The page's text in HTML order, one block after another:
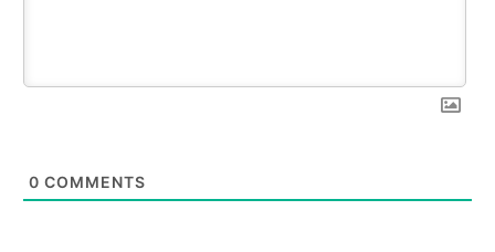
0 COMMENTS